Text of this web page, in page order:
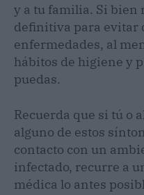
y a tu familia. Si bien
definitiva para evitar
enfermedades, al
hábitos de higiene y
puedas.
Recuerda que si tú o
alguno de estos
contacto con un
infectado, recurre a
médica lo antes